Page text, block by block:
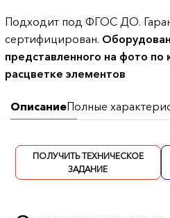
Подходит под ФГОС ДО.
сертифицирован.
представленного на фото по
расцветке элементов
ОписаниеПолные
ПОЛУЧИТЬ ТЕХНИЧЕСКОЕ
ЗАДАНИЕ